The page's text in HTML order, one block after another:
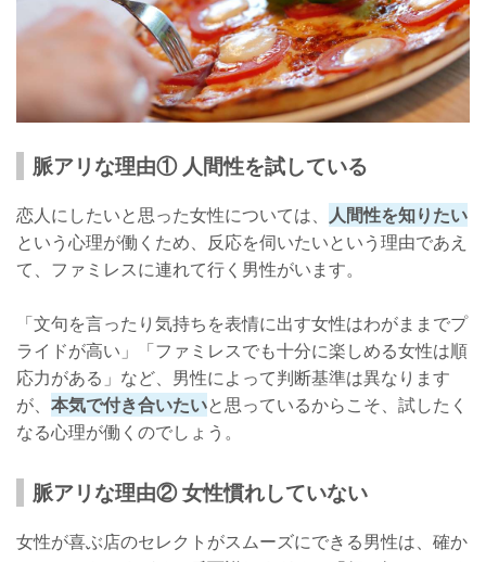
脈アリな理由① 人間性を試している
恋人にしたいと思った女性については、 人間性を知りたい
という心理が働くため、反応を伺いたいという理由であえ
て、ファミレスに連れて行く男性がいます。
「文句を言ったり気持ちを表情に出す女性はわがままでプ
ライドが高い」「ファミレスでも十分に楽しめる女性は順
応力がある」など、男性によって判断基準は異なります
が、 本気で付き合いたいと思っているからこそ、試したく
なる心理が働くのでしょう。
脈アリな理由② 女性慣れしていない
女性が喜ぶ店のセレクトがスムーズにできる男性は、確か